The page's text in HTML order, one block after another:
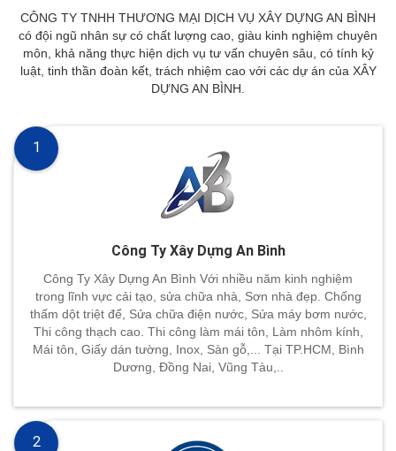
CÔNG TY TNHH THƯƠNG MẠI DỊCH VỤ XÂY DỰNG AN BÌNH
có đội ngũ nhân sự có chất lượng cao, giàu kinh nghiệm chuyên
môn, khả năng thực hiện dịch vụ tư vấn chuyên sâu, có tính kỷ
luật, tinh thần đoàn kết, trách nhiệm cao với các dự án của XÂY
DỰNG AN BÌNH.
Công Ty Xây Dựng An Bình
Công Ty Xây Dựng An Bình Với nhiều năm kinh nghiệm
trong lĩnh vực cải tạo, sửa chữa nhà, Sơn nhà đẹp. Chống
thấm dột triệt để, Sửa chữa điện nước, Sửa máy bơm nước,
Thi công thạch cao. Thi công làm mái tôn, Làm nhôm kính,
Mái tôn, Giấy dán tường, Inox, Sàn gỗ,... Tại TP.HCM, Bình
Dương, Đồng Nai, Vũng Tàu,..
1
2